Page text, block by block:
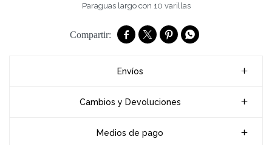
Paraguas largo con 10 varillas
   
Envíos
Cambios y Devoluciones
Medios de pago